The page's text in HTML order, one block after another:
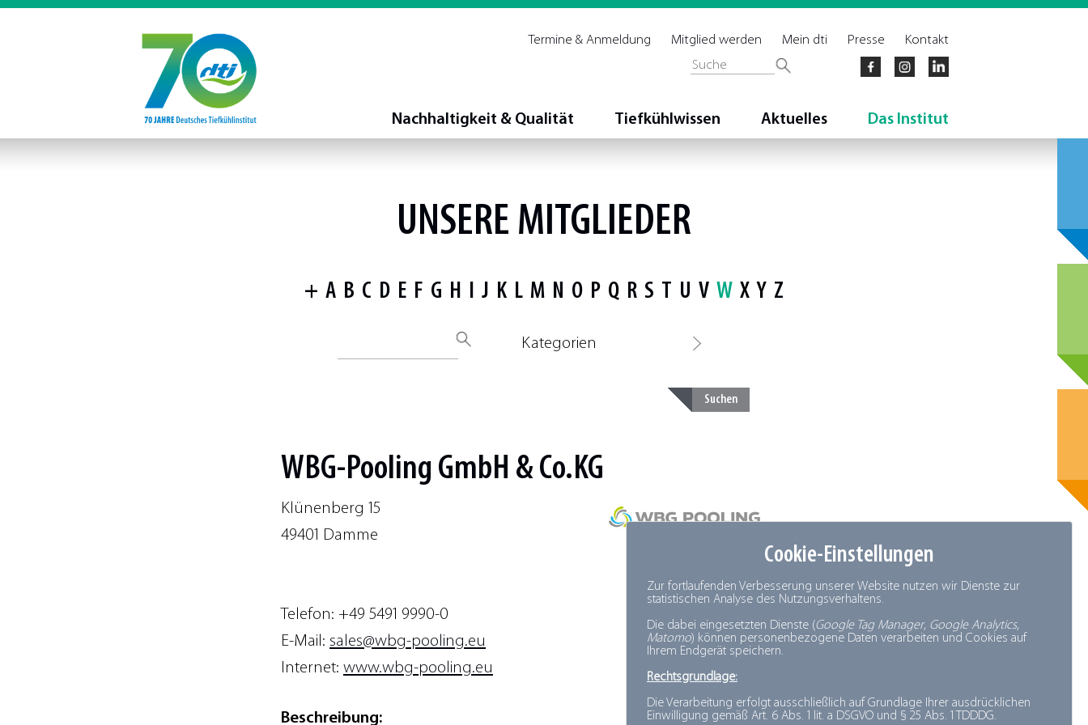
Cookie-Einstellungen
Zur fortlaufenden Verbesserung unserer Website nutzen wir Dienste zur
statistischen Analyse des Nutzungsverhaltens.
Die dabei eingesetzten Dienste (Google Tag Manager, Google Analytics,
Matomo) können personenbezogene Daten verarbeiten und Cookies auf
Ihrem Endgerät speichern.
Rechtsgrundlage:
Die Verarbeitung erfolgt ausschließlich auf Grundlage Ihrer ausdrücklichen
Einwilligung gemäß Art. 6 Abs. 1 lit. a DSGVO und § 25 Abs. 1 TDDDG.
Kontakt
Presse
Mein dti
Mitglied werden
Termine & Anmeldung
Nachhaltigkeit & Qualität Tiefkühlwissen Aktuelles Das Institut
UNSERE MITGLIEDER
+ A B C D E F G H I J K L M N O P Q R S T U V W X Y Z
Kategorien
WBG-Pooling GmbH & Co.KG
Klünenberg 15
49401 Damme
Telefon: +49 5491 9990-0
E-Mail: sales@wbg-pooling.eu
Internet: www.wbg-pooling.eu
Beschreibung: